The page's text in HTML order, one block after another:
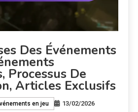
Des Événements
Processus De
Articles Exclusifs
en jeu
13/02/2026